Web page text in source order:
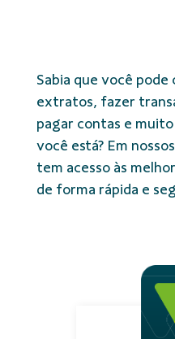
Sabia que você pode
extratos, fazer
pagar contas e
você está? Em
tem acesso às
de forma rápida e